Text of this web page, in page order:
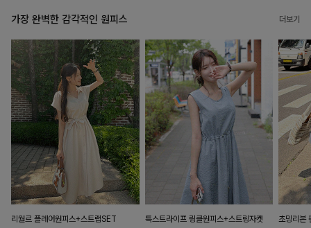
가장 완벽한 감각적인 원피스 더보기
리월르 플레어원피스+스트랩SET
특스트라이프 링클원피스+스트링자켓
초밍리본